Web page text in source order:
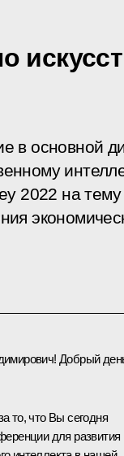
в основной
2022 на тему
Добрый
то, что Вы сегодня
для развития